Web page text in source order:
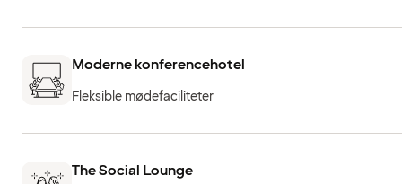
Moderne konferencehotel
Fleksible mødefaciliteter
The Social Lounge